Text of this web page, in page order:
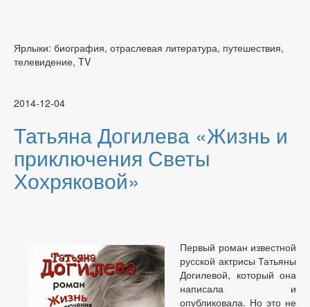
Ярлыки: биография, отраслевая литература, путешествия,
телевидение, TV
2014-12-04
Татьяна Догилева «Жизнь и
приключения Светы
Хохряковой»
Первый роман известной
русской актрисы Татьяны
Догилевой, который она
написала и
опубликовала. Но это не